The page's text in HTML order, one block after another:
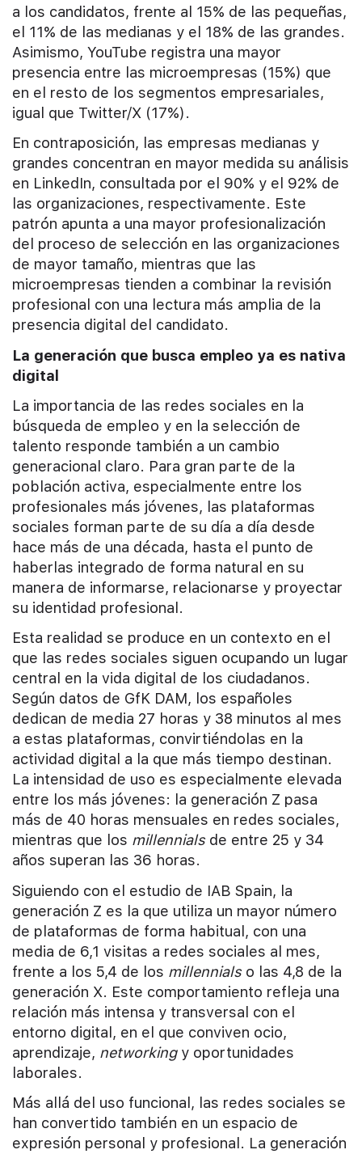
a los candidatos, frente al 15% de las pequeñas,
el 11% de las medianas y el 18% de las grandes.
Asimismo, YouTube registra una mayor
presencia entre las microempresas (15%) que
en el resto de los segmentos empresariales,
igual que Twitter/X (17%).
En contraposición, las empresas medianas y
grandes concentran en mayor medida su análisis
en LinkedIn, consultada por el 90% y el 92% de
las organizaciones, respectivamente. Este
patrón apunta a una mayor profesionalización
del proceso de selección en las organizaciones
de mayor tamaño, mientras que las
microempresas tienden a combinar la revisión
profesional con una lectura más amplia de la
presencia digital del candidato.
La generación que busca empleo ya es nativa
digital
La importancia de las redes sociales en la
búsqueda de empleo y en la selección de
talento responde también a un cambio
generacional claro. Para gran parte de la
población activa, especialmente entre los
profesionales más jóvenes, las plataformas
sociales forman parte de su día a día desde
hace más de una década, hasta el punto de
haberlas integrado de forma natural en su
manera de informarse, relacionarse y proyectar
su identidad profesional.
Esta realidad se produce en un contexto en el
que las redes sociales siguen ocupando un lugar
central en la vida digital de los ciudadanos.
Según datos de GfK DAM, los españoles
dedican de media 27 horas y 38 minutos al mes
a estas plataformas, convirtiéndolas en la
actividad digital a la que más tiempo destinan.
La intensidad de uso es especialmente elevada
entre los más jóvenes: la generación Z pasa
más de 40 horas mensuales en redes sociales,
mientras que los millennialsde entre 25 y 34
años superan las 36 horas.
Siguiendo con el estudio de IAB Spain, la
generación Z es la que utiliza un mayor número
de plataformas de forma habitual, con una
media de 6,1 visitas a redes sociales al mes,
frente a los 5,4 de los millennialso las 4,8 de la
generación X. Este comportamiento refleja una
relación más intensa y transversal con el
entorno digital, en el que conviven ocio,
aprendizaje, networkingy oportunidades
laborales.
Más allá del uso funcional, las redes sociales se
han convertido también en un espacio de
expresión personal y profesional. La generación